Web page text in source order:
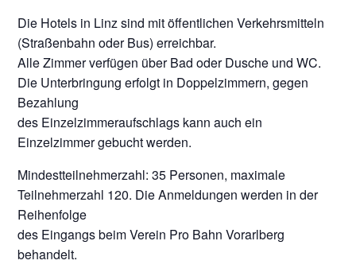
Die Hotels in Linz sind mit öffentlichen Verkehrsmitteln
(Straßenbahn oder Bus) erreichbar.
Alle Zimmer verfügen über Bad oder Dusche und WC.
Die Unterbringung erfolgt in Doppelzimmern, gegen
Bezahlung
des Einzelzimmeraufschlags kann auch ein
Einzelzimmer gebucht werden.
Mindestteilnehmerzahl: 35 Personen, maximale
Teilnehmerzahl 120. Die Anmeldungen werden in der
Reihenfolge
des Eingangs beim Verein Pro Bahn Vorarlberg
behandelt.